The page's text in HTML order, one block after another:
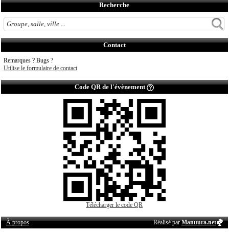
Recherche
Contact
Remarques ? Bugs ?
Utilise le formulaire de contact
Code QR de l'évènement
Télécharger le code QR
À propos Réalisé parManuura.net